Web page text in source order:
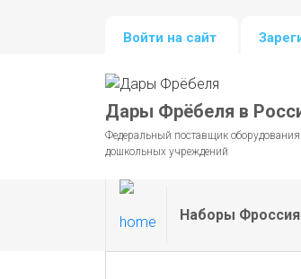
Войти на сайт
Дары Фрёбеля в
Федеральный поставщик
дошкольных учреждений
Наборы Фроссия